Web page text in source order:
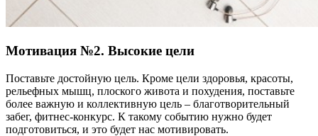
Мотивация №2. Высокие цели
Поставьте достойную цель. Кроме цели здоровья, красоты,
рельефных мышц, плоского живота и похудения, поставьте
более важную и коллективную цель – благотворительный
забег, фитнес-конкурс. К такому событию нужно будет
подготовиться, и это будет нас мотивировать.